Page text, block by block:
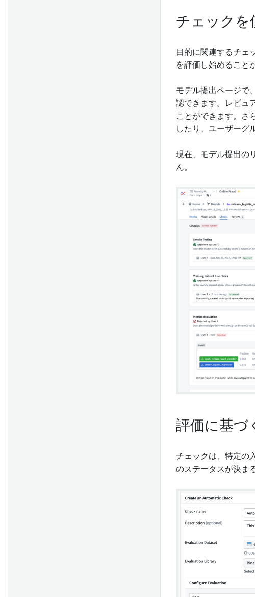
チェックを
目的に関連するチェ
を評価し始めること
モデル提出ページで、
認できます。レビュ
ことができます。さ
したり、ユーザーグ
現在、モデル提出の
ん。
評価に基づ
チェックは、特定の
のステータスが決ま